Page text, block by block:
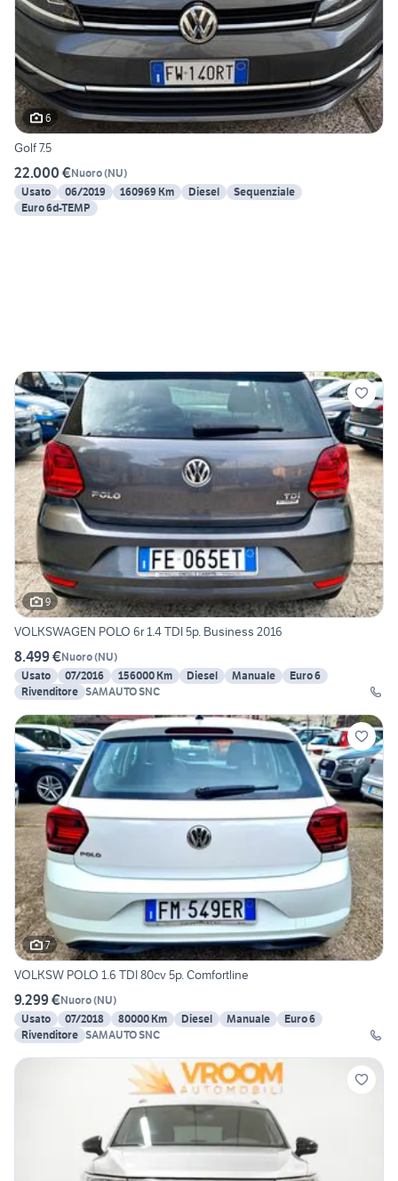
6
Golf 7.5
22.000 €Nuoro(NU)
Usato
06/2019 160969 Km Diesel
Sequenziale
Euro 6d-TEMP
9
VOLKSWAGEN POLO 6r 1.4 TDI 5p. Business 2016
8.499 €Nuoro(NU)
Usato
07/2016 156000 Km Diesel Manuale
Euro 6
Rivenditore SAMAUTO SNC
7
VOLKSW POLO 1.6 TDI 80cv 5p. Comfortline
9.299 €Nuoro(NU)
Usato
07/2018 80000 Km Diesel Manuale
Euro 6
Rivenditore SAMAUTO SNC